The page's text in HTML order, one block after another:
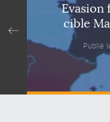
Evasion
cible
Publié